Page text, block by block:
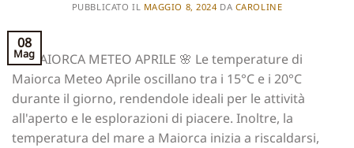
PUBBLICATO IL MAGGIO 8, 2024 DA CAROLINE
08
Mag
🌸 MAIORCA METEO APRILE 🌸 Le temperature di
Maiorca Meteo Aprile oscillano tra i 15°C e i 20°C
durante il giorno, rendendole ideali per le attività
all'aperto e le esplorazioni di piacere. Inoltre, la
temperatura del mare a Maiorca inizia a riscaldarsi,